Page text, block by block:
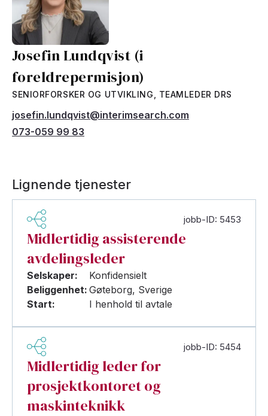
Josefin Lundqvist (i
foreldrepermisjon)
SENIORFORSKER OG UTVIKLING, TEAMLEDER DRS
josefin.lundqvist@interimsearch.com
073-059 99 83
Lignende tjenester
jobb-ID: 5453
Midlertidig assisterende
avdelingsleder
Selskaper:
Konfidensielt
Beliggenhet: Gøteborg, Sverige
Start:
I henhold til avtale
jobb-ID: 5454
Midlertidig leder for
prosjektkontoret og
maskinteknikk